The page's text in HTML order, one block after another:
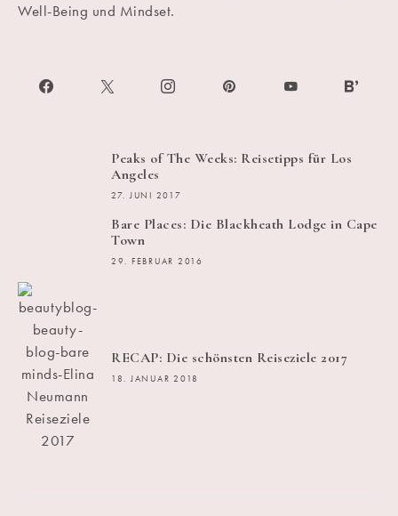
Well-Being und Mindset.
Peaks of The Weeks: Reisetipps für Los
Angeles
27. JUNI 2017
Bare Places: Die Blackheath Lodge in Cape
Town
29. FEBRUAR 2016
RECAP: Die schönsten Reiseziele 2017
18. JANUAR 2018